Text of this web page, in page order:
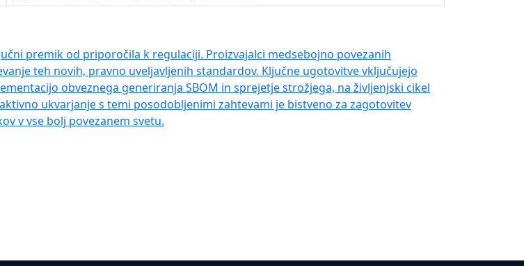
premik od priporočila k regulaciji. Proizvajalci medsebojno povezanih
teh novih, pravno uveljavljenih standardov. Ključne ugotovitve vključujejo
obveznega generiranja SBOM in sprejetje strožjega, na življenjski cikel
ukvarjanje s temi posodobljenimi zahtevami je bistveno za zagotovitev
v vse bolj povezanem svetu.